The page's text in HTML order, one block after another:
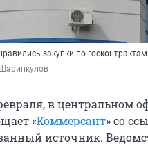
закупки по госконтрактам
в центральном
«Коммерсант» со
источник.